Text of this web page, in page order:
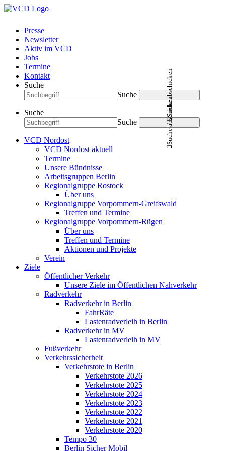
Presse
Newsletter
Aktiv im VCD
Jobs
Termine
Kontakt
Suche
Suche
Suche abschicken
Suche
Suche
Suche abschicken
VCD Nordost
VCD Nordost aktuell
Termine
Unsere Bündnisse
Arbeitsgruppen Berlin
Regionalgruppe Rostock
Über uns
Regionalgruppe Vorpommern-Greifswald
Treffen und Termine
Regionalgruppe Vorpommern-Rügen
Über uns
Treffen und Termine
Aktionen und Projekte
Verein
Ziele
Öffentlicher Verkehr
Unsere Ziele im Öffentlichen Nahverkehr
Radverkehr
Radverkehr in Berlin
FahrRäte
Lastenradverleih in Berlin
Radverkehr in MV
Lastenradverleih in MV
Fußverkehr
Verkehrssicherheit
Verkehrstote in Berlin
Verkehrstote 2026
Verkehrstote 2025
Verkehrstote 2024
Verkehrstote 2023
Verkehrstote 2022
Verkehrstote 2021
Verkehrstote 2020
Tempo 30
Berlin Sicher Mobil